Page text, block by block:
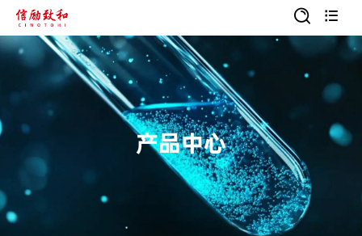
 
产品中心